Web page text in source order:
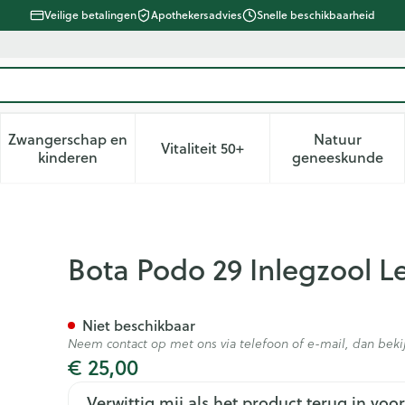
Veilige betalingen Apothekersadvies Snelle beschikbaarheid
verzorging en hygiëne categorie
voor Dieet, voeding en vitamines categorie
Zwangerschap en
kinderenToon submenu voor Zwangerschap en kinderen
Vitaliteit 50+Toon submenu voor Vitaliteit
Natuur
geneeskunde
Toon
T41
Bota Podo 29 Inlegzool
€ 25,00
Niet beschikbaar
Neem contact op met ons via telefoon of e-mail, dan